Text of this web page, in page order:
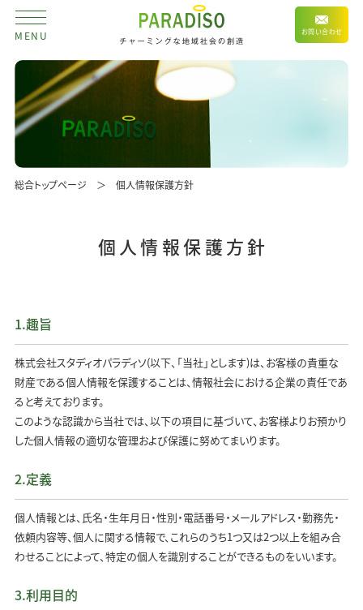
MENU お問い合わせ
総合トップページ 個人情報保護方針
個人情報保護方針
1.趣旨
株式会社スタディオパラディソ(以下、「当社」とします)は、お客様の貴重な
財産である個人情報を保護することは、情報社会における企業の責任であ
ると考えております。
このような認識から当社では、以下の項目に基づいて、お客様よりお預かり
した個人情報の適切な管理および保護に努めてまいります。
2.定義
個人情報とは、氏名・生年月日・性別・電話番号・メールアドレス・勤務先・
依頼内容等、個人に関する情報で、これらのうち1つ又は2つ以上を組み合
わせることによって、特定の個人を識別することができるものをいいます。
3.利用目的